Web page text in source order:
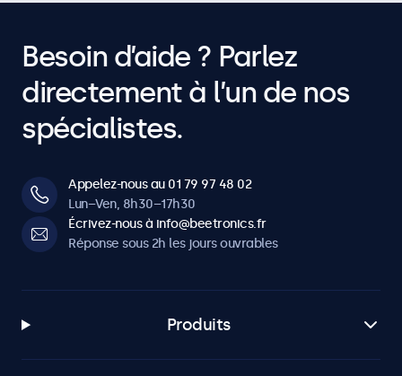
Besoin d’aide ? Parlez
directement à l’un de nos
spécialistes.
Appelez-nous au 01 79 97 48 02
Lun–Ven, 8h30–17h30
Écrivez-nous à info@beetronics.fr
Réponse sous 2h les jours ouvrables
Produits